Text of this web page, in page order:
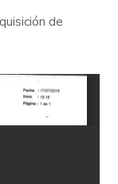
de